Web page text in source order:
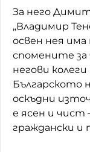
За него
„Владимир
освен нея има
спомените за
негови
Българското
оскъдни
е ясен и чист
граждански